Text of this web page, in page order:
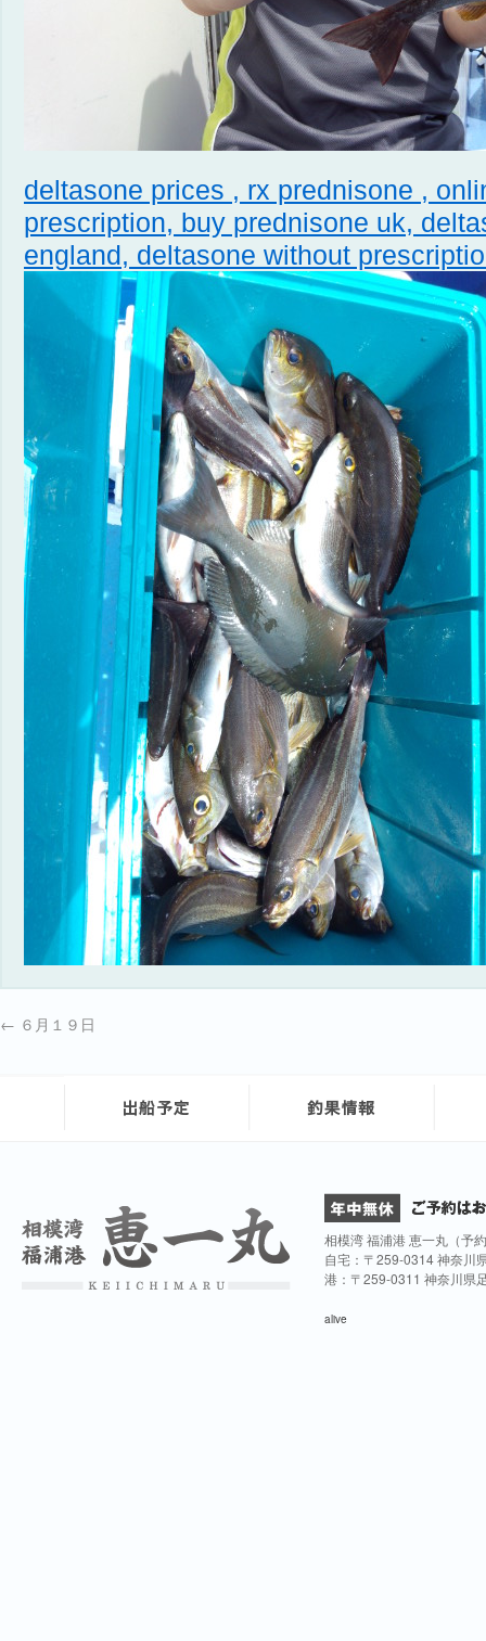
deltasone prices , rx prednisone ,
prescription, buy prednisone uk,
england, deltasone without
← ６月１９日
相模湾 福浦港 恵一丸（予
自宅：〒259-0314 神奈川
港：〒259-0311 神奈川県
alive